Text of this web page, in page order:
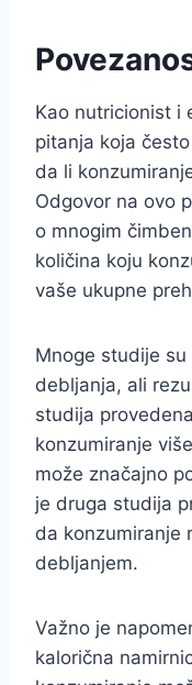
Kao nutricionist i
pitanja koja
da li
Odgovor na ovo
o mnogim
količina koju
vaše ukupne
Mnoge studije
debljanja, ali
studija
konzumiranje
može značajno
je druga studija
da konzumiranje
debljanjem.
Važno je
kalorična